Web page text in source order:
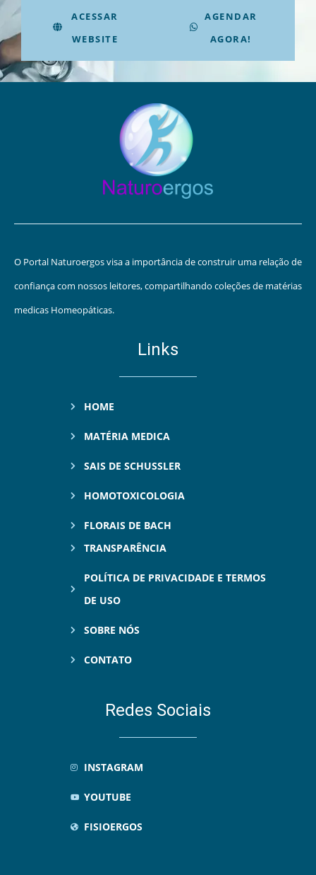
ACESSAR
WEBSITE
AGENDAR
AGORA!
O Portal Naturoergos visa a importância de construir uma relação de
confiança com nossos leitores, compartilhando coleções de matérias
medicas Homeopáticas.
Links
HOME
MATÉRIA MEDICA
SAIS DE SCHUSSLER
HOMOTOXICOLOGIA
FLORAIS DE BACH
TRANSPARÊNCIA
POLÍTICA DE PRIVACIDADE E TERMOS
DE USO
SOBRE NÓS
CONTATO
Redes Sociais
INSTAGRAM
YOUTUBE
FISIOERGOS